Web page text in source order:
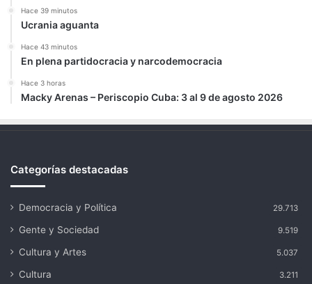
Hace 39 minutos
Ucrania aguanta
Hace 43 minutos
En plena partidocracia y narcodemocracia
Hace 3 horas
Macky Arenas – Periscopio Cuba: 3 al 9 de agosto 2026
Categorías destacadas
Democracia y Política 29.713
Gente y Sociedad 9.519
Cultura y Artes 5.037
Cultura 3.211